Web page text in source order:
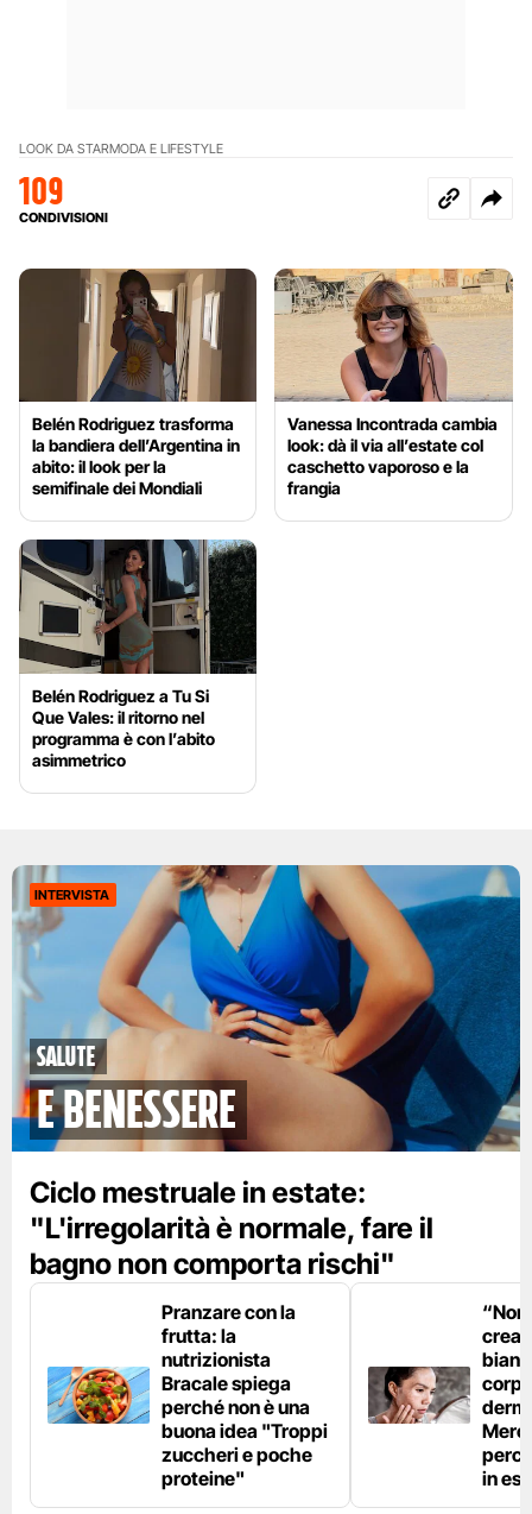
LOOK DA STARMODA E LIFESTYLE
109
CONDIVISIONI
Belén Rodriguez trasforma
la bandiera dell’Argentina in
abito: il look per la
semifinale dei Mondiali
Vanessa Incontrada cambia
look: dà il via all’estate col
caschetto vaporoso e la
frangia
Belén Rodriguez a Tu Si
Que Vales: il ritorno nel
programma è con l’abito
asimmetrico
INTERVISTA
Salute
e benessere
Ciclo mestruale in estate:
"L'irregolarità è normale, fare il
bagno non comporta rischi"
Pranzare con la
frutta: la
nutrizionista
Bracale spiega
perché non è una
buona idea "Troppi
zuccheri e poche
proteine"
“Non
in